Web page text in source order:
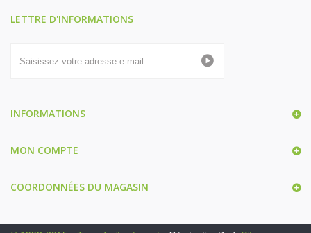
LETTRE D'INFORMATIONS
INFORMATIONS
MON COMPTE
COORDONNÉES DU MAGASIN